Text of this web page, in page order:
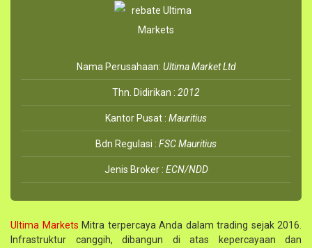
Nama Perusahaan: Ultima Market Ltd
Thn. Didirikan : 2012
Kantor Pusat : Mauritius
Bdn Regulasi : FSC Mauritius
Jenis Broker : ECN/NDD
Ultima Markets Mitra terpercaya Anda dalam trading sejak 2016.
Infrastruktur canggih, dibangun di atas kepercayaan dan